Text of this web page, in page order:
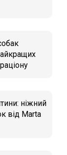
ніжний
від Marta